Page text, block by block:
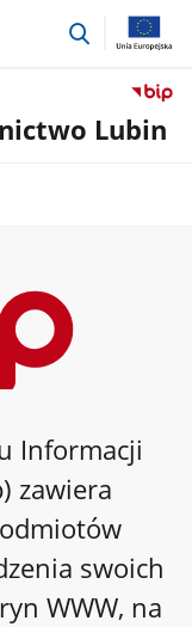
przejdź
Lubin
Informacji
zawiera
swoich
WWW, na